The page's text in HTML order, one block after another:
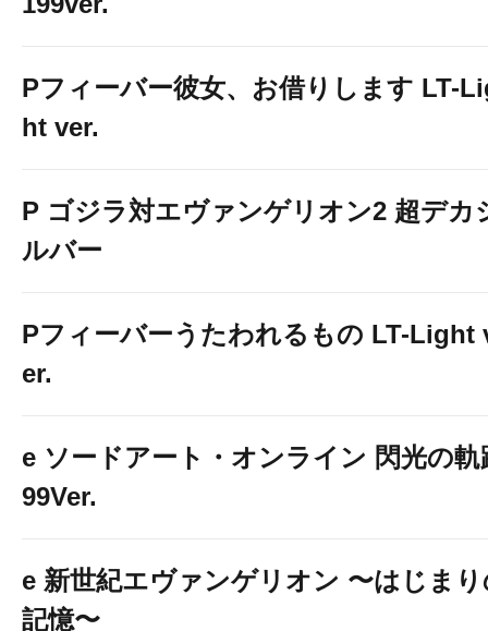
Pフィーバー彼女、お借りします LT-
ht ver.
P ゴジラ対エヴァンゲリオン2 超デカ
ルバー
Pフィーバーうたわれるもの LT-Light
er.
e ソードアート・オンライン 閃光の軌
99Ver.
e 新世紀エヴァンゲリオン 〜はじま
記憶〜